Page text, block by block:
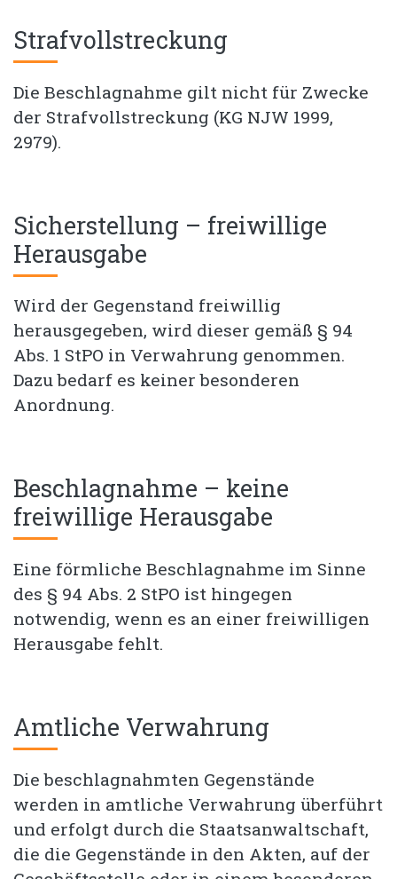
Strafvollstreckung
Die Beschlagnahme gilt nicht für Zwecke
der Strafvollstreckung (KG NJW 1999,
2979).
Sicherstellung – freiwillige
Herausgabe
Wird der Gegenstand freiwillig
herausgegeben, wird dieser gemäß § 94
Abs. 1 StPO in Verwahrung genommen.
Dazu bedarf es keiner besonderen
Anordnung.
Beschlagnahme – keine
freiwillige Herausgabe
Eine förmliche Beschlagnahme im Sinne
des § 94 Abs. 2 StPO ist hingegen
notwendig, wenn es an einer freiwilligen
Herausgabe fehlt.
Amtliche Verwahrung
Die beschlagnahmten Gegenstände
werden in amtliche Verwahrung überführt
und erfolgt durch die Staatsanwaltschaft,
die die Gegenstände in den Akten, auf der